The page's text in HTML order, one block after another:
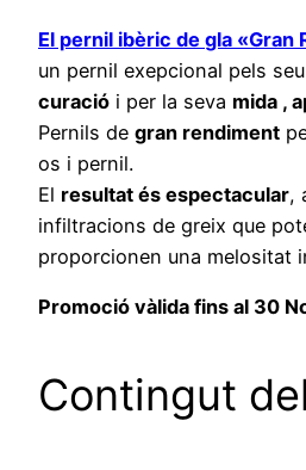
El pernil ibèric de gla «Gran
un pernil exepcional pels
curació i per la seva mida ,
Pernils de gran rendiment
os i pernil.
El resultat és espectacular,
infiltracions de greix que
proporcionen una melositat
Promoció vàlida fins al 30
Contingut